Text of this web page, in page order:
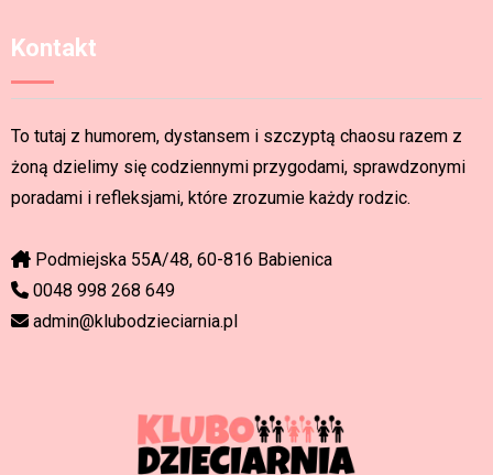
Kontakt
To tutaj z humorem, dystansem i szczyptą chaosu razem z
żoną dzielimy się codziennymi przygodami, sprawdzonymi
poradami i refleksjami, które zrozumie każdy rodzic.
Podmiejska 55A/48, 60-816 Babienica
0048 998 268 649
admin@klubodzieciarnia.pl